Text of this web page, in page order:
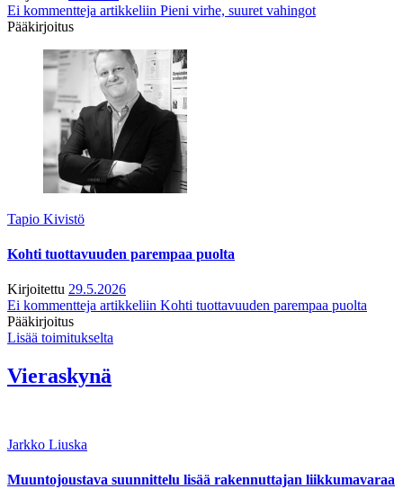
Ei kommentteja artikkeliin Pieni virhe, suuret vahingot
Pääkirjoitus
Tapio Kivistö
Kohti tuottavuuden parempaa puolta
Kirjoitettu 29.5.2026
Ei kommentteja artikkeliin Kohti tuottavuuden parempaa puolta
Pääkirjoitus
Lisää toimitukselta
Vieraskynä
Jarkko Liuska
Muuntojoustava suunnittelu lisää rakennuttajan liikkumavaraa